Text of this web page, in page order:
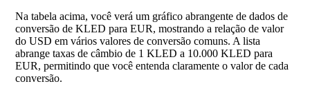
Na tabela acima, você verá um gráfico abrangente de dados de
conversão de KLED para EUR, mostrando a relação de valor
do USD em vários valores de conversão comuns. A lista
abrange taxas de câmbio de 1 KLED a 10.000 KLED para
EUR, permitindo que você entenda claramente o valor de cada
conversão.